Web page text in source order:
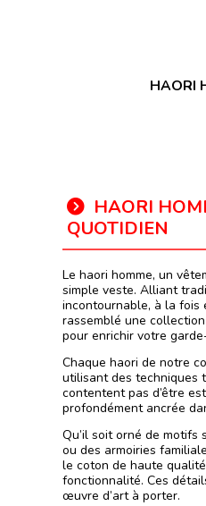
HAORI
HAORI
QUOTIDIEN
Le haori homme, un
simple veste. Alliant
incontournable, à la fois
rassemblé une
pour enrichir votre
Chaque haori de notre
utilisant des techniques
contentent pas d’être
profondément ancrée
Qu’il soit orné de motifs
ou des armoiries
le coton de haute
fonctionnalité. Ces
œuvre d’art à porter.